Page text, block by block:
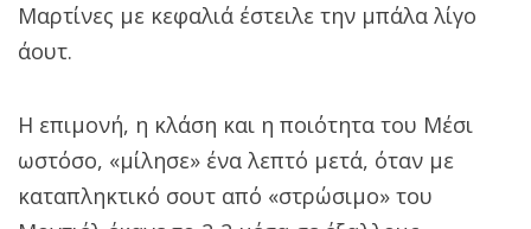
Μαρτίνες με κεφαλιά έστειλε την μπάλα λίγο
άουτ.
Η επιμονή, η κλάση και η ποιότητα του Μέσι
ωστόσο, «μίλησε» ένα λεπτό μετά, όταν με
καταπληκτικό σουτ από «στρώσιμο» του